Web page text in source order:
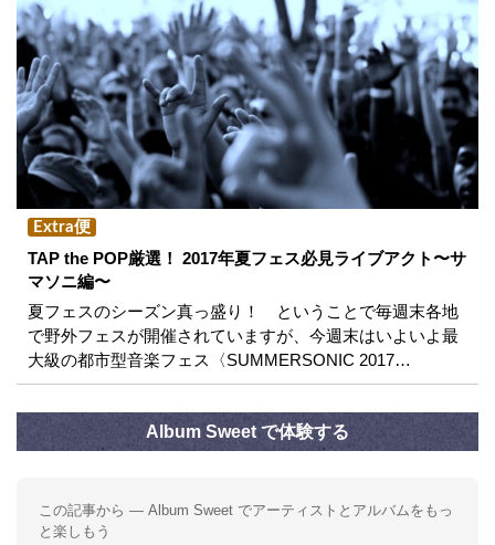
Extra便
TAP the POP厳選！ 2017年夏フェス必見ライブアクト〜サ
マソニ編〜
夏フェスのシーズン真っ盛り！ ということで毎週末各地
で野外フェスが開催されていますが、今週末はいよいよ最
大級の都市型音楽フェス〈SUMMERSONIC 2017…
Album Sweet で体験する
この記事から — Album Sweet でアーティストとアルバムをもっ
と楽しもう